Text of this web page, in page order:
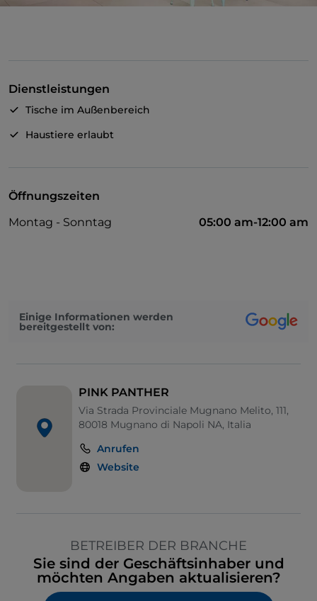
Dienstleistungen
Tische im Außenbereich
Haustiere erlaubt
Öffnungszeiten
Montag - Sonntag
05:00 am-12:00 am
Einige Informationen werden
bereitgestellt von:
PINK PANTHER
Via Strada Provinciale Mugnano Melito, 111,
80018 Mugnano di Napoli NA, Italia
Anrufen
Website
BETREIBER DER BRANCHE
Sie sind der Geschäftsinhaber und
möchten Angaben aktualisieren?